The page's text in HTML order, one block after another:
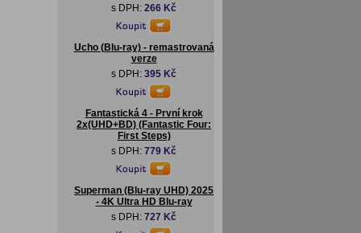
s DPH: 266 Kč
Ucho (Blu-ray) - remastrovaná
verze
s DPH: 395 Kč
Fantastická 4 - První krok
2x(UHD+BD) (Fantastic Four:
First Steps)
s DPH: 779 Kč
Superman (Blu-ray UHD) 2025
- 4K Ultra HD Blu-ray
s DPH: 727 Kč